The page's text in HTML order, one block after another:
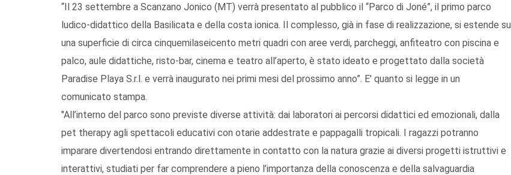
“Il 23 settembre a Scanzano Jonico (MT) verrà presentato al pubblico il “Parco di Joné”, il primo parco
ludico-didattico della Basilicata e della costa ionica. Il complesso, già in fase di realizzazione, si estende su
una superficie di circa cinquemilaseicento metri quadri con aree verdi, parcheggi, anfiteatro con piscina e
palco, aule didattiche, risto-bar, cinema e teatro all’aperto, è stato ideato e progettato dalla società
Paradise Playa S.r.l. e verrà inaugurato nei primi mesi del prossimo anno”. E' quanto si legge in un
comunicato stampa.
"All’interno del parco sono previste diverse attività: dai laboratori ai percorsi didattici ed emozionali, dalla
pet therapy agli spettacoli educativi con otarie addestrate e pappagalli tropicali. I ragazzi potranno
imparare divertendosi entrando direttamente in contatto con la natura grazie ai diversi progetti istruttivi e
interattivi, studiati per far comprendere a pieno l’importanza della conoscenza e della salvaguardia